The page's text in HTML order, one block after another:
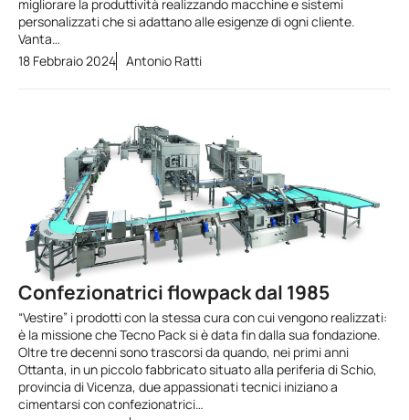
migliorare la produttività realizzando macchine e sistemi
personalizzati che si adattano alle esigenze di ogni cliente.
Vanta…
18 Febbraio 2024 Antonio Ratti
Confezionatrici flowpack dal 1985
“Vestire” i prodotti con la stessa cura con cui vengono realizzati:
è la missione che Tecno Pack si è data fin dalla sua fondazione.
Oltre tre decenni sono trascorsi da quando, nei primi anni
Ottanta, in un piccolo fabbricato situato alla periferia di Schio,
provincia di Vicenza, due appassionati tecnici iniziano a
cimentarsi con confezionatrici…